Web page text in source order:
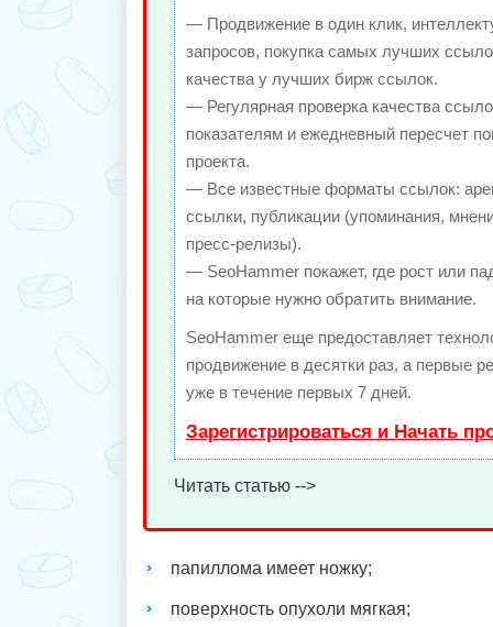
— Продвижение в один клик,
запросов, покупка самых лучших
качества у лучших бирж ссылок.
— Регулярная проверка качества
показателям и ежедневный пересчет
проекта.
— Все известные форматы ссылок:
ссылки, публикации (упоминания,
пресс-релизы).
— SeoHammer покажет, где рост или
на которые нужно обратить внимание.
SeoHammer еще предоставляет
продвижение в десятки раз, а первые
уже в течение первых 7 дней.
Зарегистрироваться и Начать
Читать статью -->
папиллома имеет ножку;
поверхность опухоли мягкая;